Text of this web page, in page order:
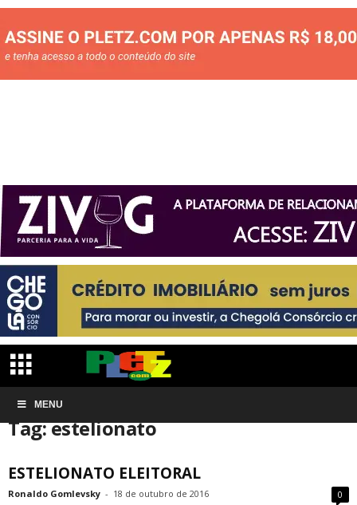
MENU
Início Tags
Tag: estelionato
ESTELIONATO ELEITORAL
Ronaldo Gomlevsky - 18 de outubro de 2016 0